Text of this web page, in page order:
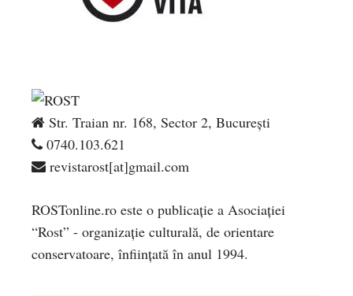
Str. Traian nr. 168, Sector 2, București
0740.103.621
revistarost[at]gmail.com
ROSTonline.ro este o publicaţie a Asociaţiei
“Rost” - organizaţie culturală, de orientare
conservatoare, înfiinţată în anul 1994.